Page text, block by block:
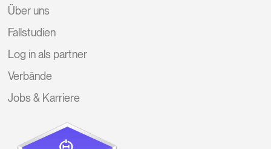
Über uns
Fallstudien
Log in als partner
Verbände
Jobs & Karriere